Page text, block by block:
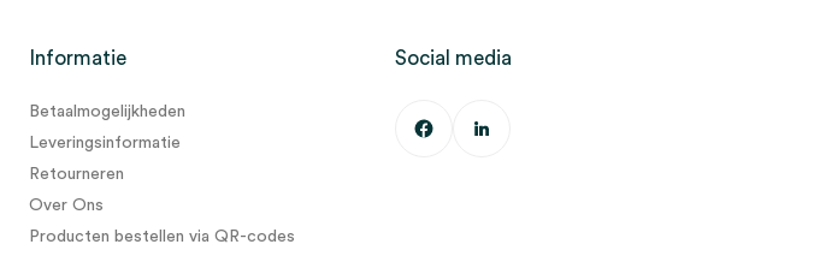
Informatie
Betaalmogelijkheden
Leveringsinformatie
Retourneren
Over Ons
Producten bestellen via QR-codes
Social media